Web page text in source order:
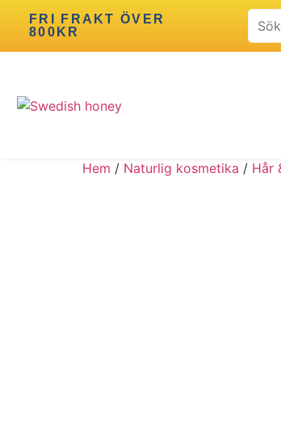
FRI FRAKT ÖVER
800KR
Hem / Naturlig kosmetika / Hår